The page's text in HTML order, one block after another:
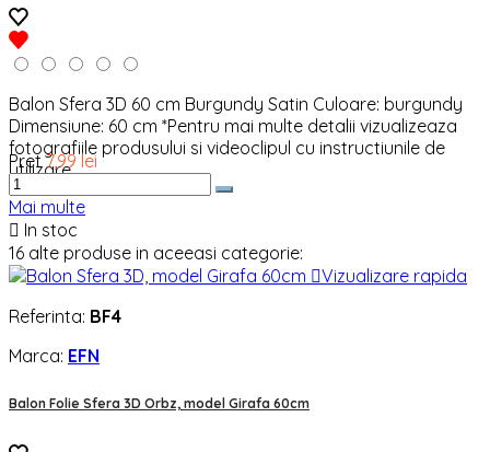
Balon Sfera 3D 60 cm Burgundy Satin Culoare: burgundy
Dimensiune: 60 cm *Pentru mai multe detalii vizualizeaza
fotografiile produsului si videoclipul cu instructiunile de
utilizare.
Pret 7,99 lei
Mai multe
 In stoc
16 alte produse in aceeasi categorie:
Vizualizare rapida
Referinta: BF4
Marca: EFN
Balon Folie Sfera 3D Orbz, model Girafa 60cm